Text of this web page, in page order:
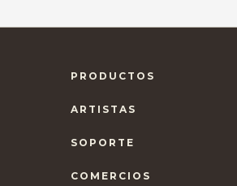
PRODUCTOS
ARTISTAS
SOPORTE
COMERCIOS